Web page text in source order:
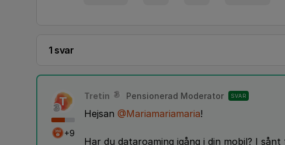
1 svar
T
+9
Tretin Pensionerad Moderator SVAR
Hejsan @Mariamariamaria!
Har du dataroaming igång i din mobil? I